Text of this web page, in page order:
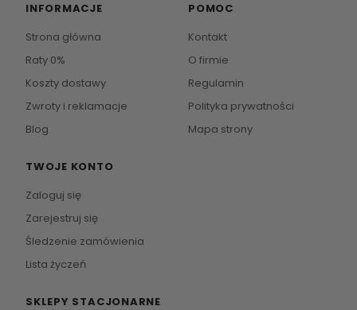
INFORMACJE
Strona główna
Raty 0%
Koszty dostawy
Zwroty i reklamacje
Blog
POMOC
Kontakt
O firmie
Regulamin
Polityka prywatności
Mapa strony
TWOJE KONTO
Zaloguj się
Zarejestruj się
Śledzenie zamówienia
Lista życzeń
SKLEPY STACJONARNE